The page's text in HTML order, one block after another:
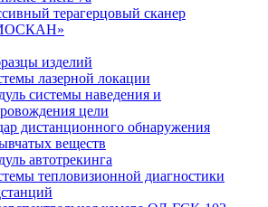
терагерцовый сканер
изделий
лазерной локации
системы наведения и
цели
дистанционного обнаружения
веществ
автотрекинга
тепловизионной диагностики